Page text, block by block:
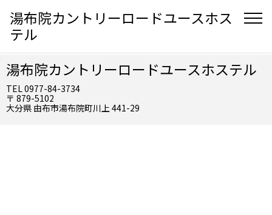
湯布院カントリーロードユースホス
テル
湯布院カントリーロードユースホステル
TEL 0977-84-3734
〒 879-5102
大分県 由布市湯布院町川上 441-29